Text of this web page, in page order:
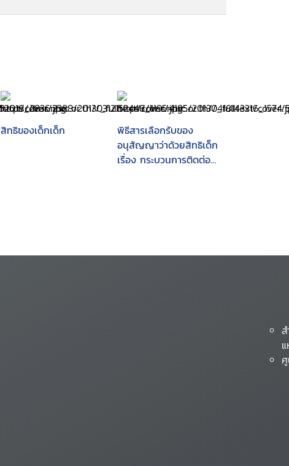
สิทธิของเด็กเด็ก
พิธีสารเลือกรับของ
อนุสัญญาว่าด้วยสิทธิเด็ก
เรื่อง กระบวนการติดต่อ